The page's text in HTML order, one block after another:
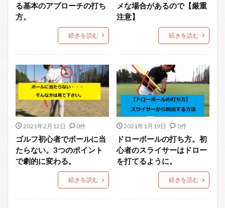
る基本のアプローチの打ち
方。
続きを読む
メな場合があるので【厳重
注意】
続きを読む
2021年2月12日 0件
ゴルフ初心者でボールに当
たらない。3つのポイント
で劇的に変わる。
続きを読む
2021年1月19日 0件
ドローボールの打ち方。初
心者のスライサーはドロー
を打てるように。
続きを読む